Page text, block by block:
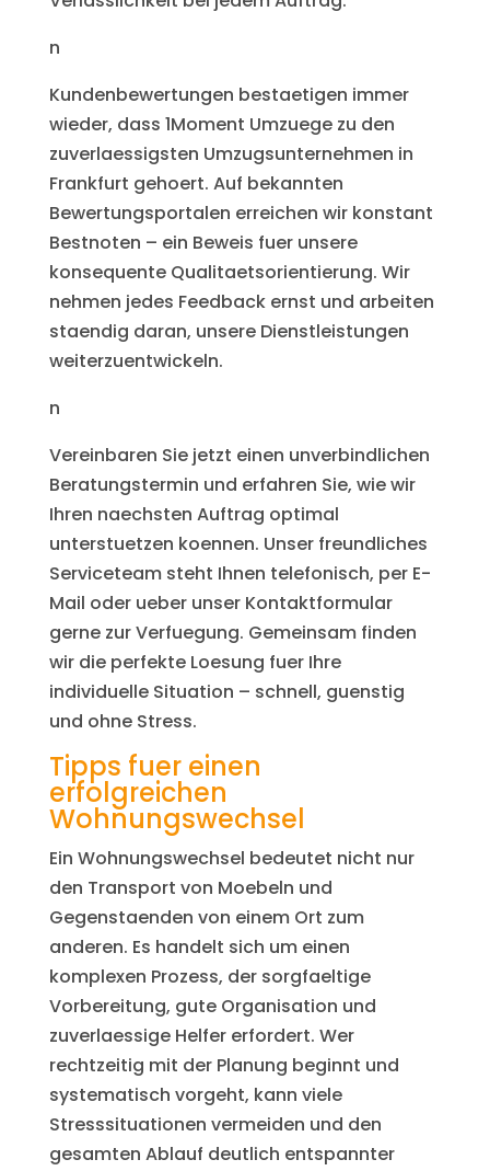
n
Kundenbewertungen bestaetigen immer
wieder, dass 1Moment Umzuege zu den
zuverlaessigsten Umzugsunternehmen in
Frankfurt gehoert. Auf bekannten
Bewertungsportalen erreichen wir konstant
Bestnoten – ein Beweis fuer unsere
konsequente Qualitaetsorientierung. Wir
nehmen jedes Feedback ernst und arbeiten
staendig daran, unsere Dienstleistungen
weiterzuentwickeln.
n
Vereinbaren Sie jetzt einen unverbindlichen
Beratungstermin und erfahren Sie, wie wir
Ihren naechsten Auftrag optimal
unterstuetzen koennen. Unser freundliches
Serviceteam steht Ihnen telefonisch, per E-
Mail oder ueber unser Kontaktformular
gerne zur Verfuegung. Gemeinsam finden
wir die perfekte Loesung fuer Ihre
individuelle Situation – schnell, guenstig
und ohne Stress.
Tipps fuer einen
erfolgreichen
Wohnungswechsel
Ein Wohnungswechsel bedeutet nicht nur
den Transport von Moebeln und
Gegenstaenden von einem Ort zum
anderen. Es handelt sich um einen
komplexen Prozess, der sorgfaeltige
Vorbereitung, gute Organisation und
zuverlaessige Helfer erfordert. Wer
rechtzeitig mit der Planung beginnt und
systematisch vorgeht, kann viele
Stresssituationen vermeiden und den
gesamten Ablauf deutlich entspannter